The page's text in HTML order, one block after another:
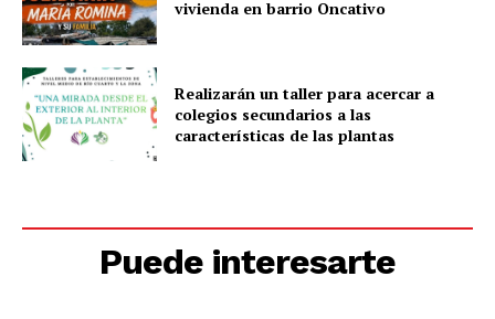
vivienda en barrio Oncativo
Realizarán un taller para acercar a
colegios secundarios a las
características de las plantas
Puede interesarte